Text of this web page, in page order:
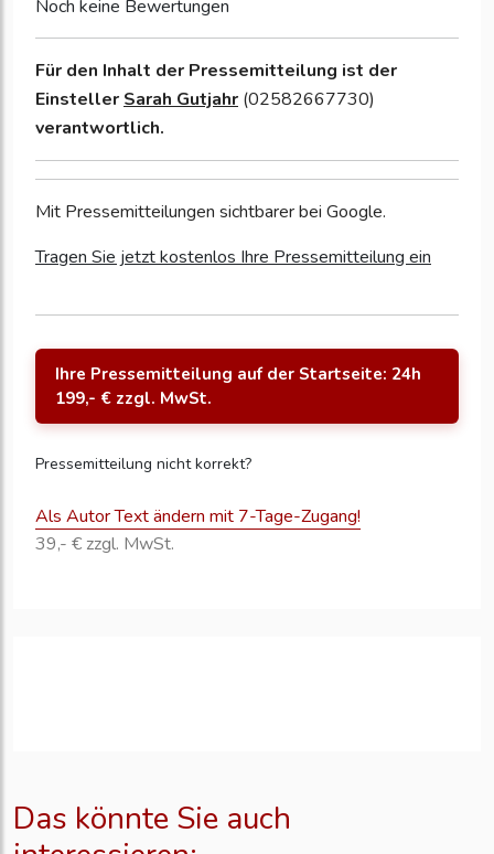
Noch keine Bewertungen
Für den Inhalt der Pressemitteilung ist der
Einsteller Sarah Gutjahr (02582667730)
verantwortlich.
Mit Pressemitteilungen sichtbarer bei Google.
Tragen Sie jetzt kostenlos Ihre Pressemitteilung ein
Ihre Pressemitteilung auf der Startseite: 24h
199,- € zzgl. MwSt.
Pressemitteilung nicht korrekt?
Als Autor Text ändern mit 7-Tage-Zugang!
39,- € zzgl. MwSt.
Das könnte Sie auch